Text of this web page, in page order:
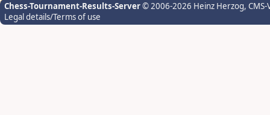
Chess-Tournament-Results-Server© 2006-2026 Heinz Herzog,
Legal details/Terms of use